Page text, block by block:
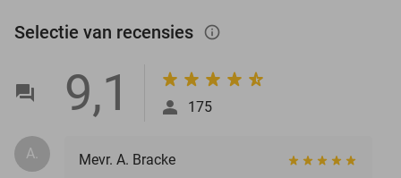
Selectie van recensies info_outlined
9,1 175
A. Mevr. A. Bracke